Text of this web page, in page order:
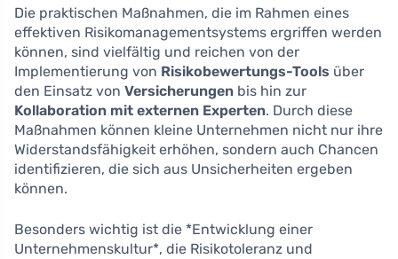
Die praktischen Maßnahmen, die im Rahmen eines
effektiven Risikomanagementsystems ergriffen werden
können, sind vielfältig und reichen von der
Implementierung von Risikobewertungs-Tools über
den Einsatz von Versicherungen bis hin zur
Kollaboration mit externen Experten. Durch diese
Maßnahmen können kleine Unternehmen nicht nur ihre
Widerstandsfähigkeit erhöhen, sondern auch Chancen
identifizieren, die sich aus Unsicherheiten ergeben
können.
Besonders wichtig ist die *Entwicklung einer
Unternehmenskultur*, die Risikotoleranz und